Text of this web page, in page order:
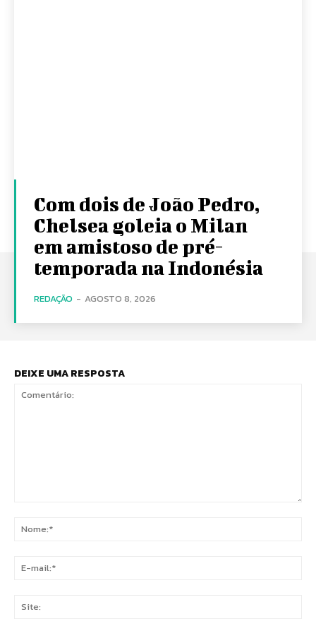
Com dois de João Pedro,
Chelsea goleia o Milan
em amistoso de pré-
temporada na Indonésia
REDAÇÃO - AGOSTO 8, 2026
DEIXE UMA RESPOSTA